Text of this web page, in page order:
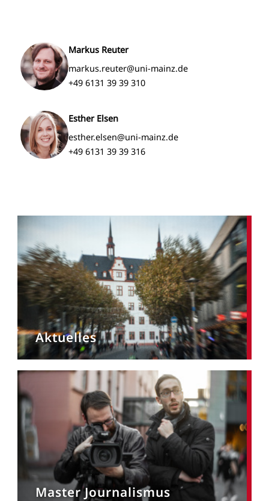
Markus Reuter
markus.reuter@uni-mainz.de
+49 6131 39 39 310
Esther Elsen
esther.elsen@uni-mainz.de
+49 6131 39 39 316
Aktuelles
Master Journalismus